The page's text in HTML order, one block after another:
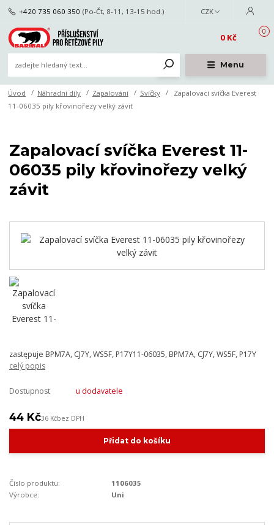
Menu
CZK
+420 735 060 350 (Po-Čt, 8-11, 13-15 hod.)
0
0 Kč
Úvod Náhradní díly Zapalování Svíčky
Zapalovací svíčka Everest
11-06035 pily křovinořezy velký závit
Zapalovací svíčka Everest 11-
06035 pily křovinořezy velký
závit
zastępuje BPM7A, CJ7Y, WS5F, P17Y11-06035, BPM7A, CJ7Y, WS5F, P17Y
celý popis
Dostupnost u dodavatele
44 Kč36 Kčbez DPH
Přidat do košíku
Číslo produktu:
1106035
Výrobce:
Uni